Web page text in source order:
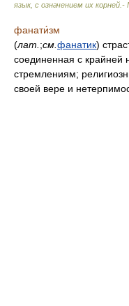
язык, с означением их корней.-
фанати́зм
(лат. ;см. фанатик)
соединенная с крайней
стремлениям;
своей вере и